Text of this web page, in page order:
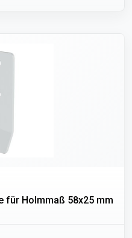
für Holmmaß 58x25 mm